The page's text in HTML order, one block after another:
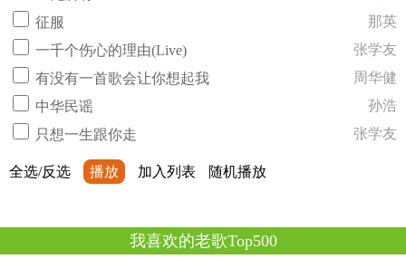
征服
那英
一千个伤心的理由(Live)
张学友
有没有一首歌会让你想起我
周华健
中华民谣
孙浩
只想一生跟你走
张学友
全选/反选 播放 加入列表 随机播放
我喜欢的老歌Top500